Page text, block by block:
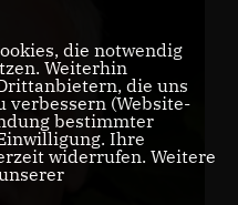
die notwendig
Weiterhin
die uns
verbessern (Website-
bestimmter
Ihre
widerrufen. Weitere